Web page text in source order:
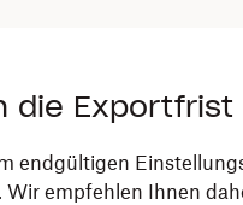
die Exportfrist
endgültigen
empfehlen Ihnen